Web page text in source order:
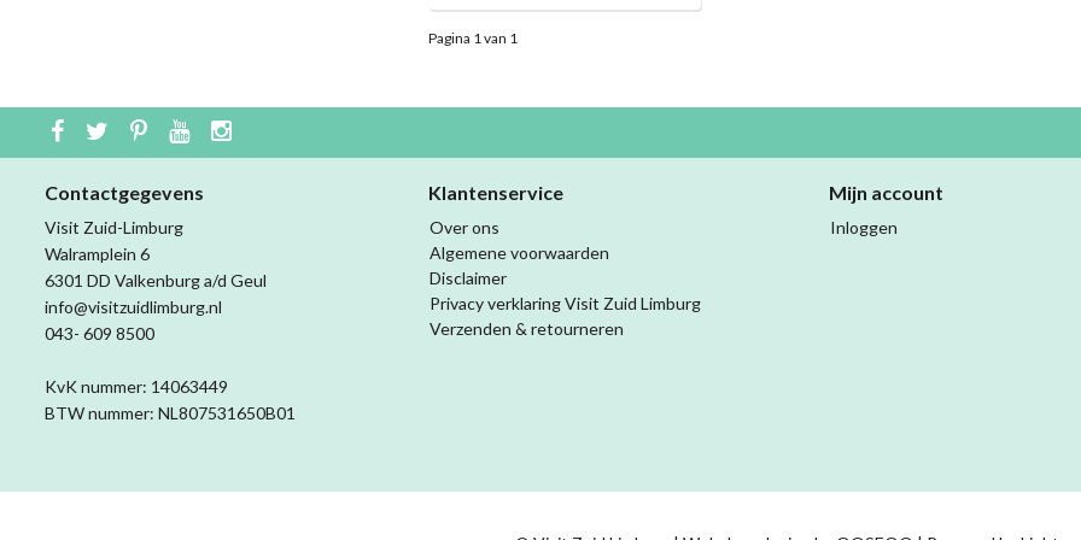
Pagina 1 van 1
Contactgegevens
Visit Zuid-Limburg
Walramplein 6
6301 DD Valkenburg a/d Geul
info@visitzuidlimburg.nl
043- 609 8500
KvK nummer: 14063449
BTW nummer: NL807531650B01
Klantenservice
Over ons
Algemene voorwaarden
Disclaimer
Privacy verklaring Visit Zuid Limburg
Verzenden & retourneren
Mijn account
Inloggen